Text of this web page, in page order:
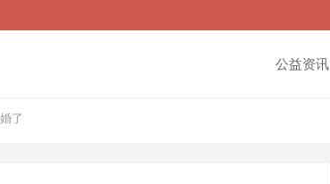
公益资讯
了